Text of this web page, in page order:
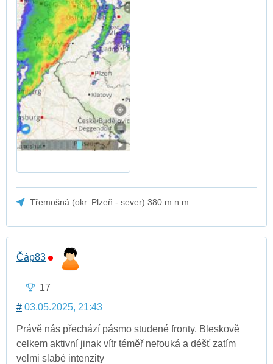
Třemošná (okr. Plzeň - sever) 380 m.n.m.
Čáp83
17
# 03.05.2025, 21:43
Právě nás přechází pásmo studené fronty. Bleskově
celkem aktivní jinak vítr téměř nefouká a déšť zatím
velmi slabé intenzity